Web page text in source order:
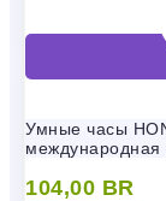
Умные часы
международная
104,00 BR